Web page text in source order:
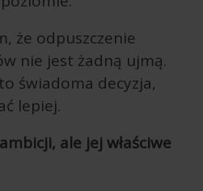
że odpuszczenie
nie jest żadną ujmą.
świadoma decyzja,
lepiej.
ale jej właściwe